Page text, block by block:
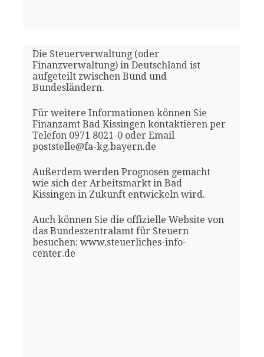
Die Steuerverwaltung (oder
Finanzverwaltung) in Deutschland ist
aufgeteilt zwischen Bund und
Bundesländern.
Für weitere Informationen können Sie
Finanzamt Bad Kissingen kontaktieren per
Telefon 0971 8021-0 oder Email
poststelle@fa-kg.bayern.de
Außerdem werden Prognosen gemacht
wie sich der Arbeitsmarkt in Bad
Kissingen in Zukunft entwickeln wird.
Auch können Sie die offizielle Website von
das Bundeszentralamt für Steuern
besuchen: www.steuerliches-info-
center.de